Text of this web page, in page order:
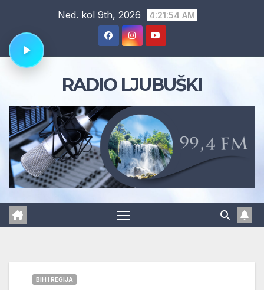
content
Ned. kol 9th, 2026 4:21:55 AM
RADIO LJUBUŠKI
BIH I REGIJA